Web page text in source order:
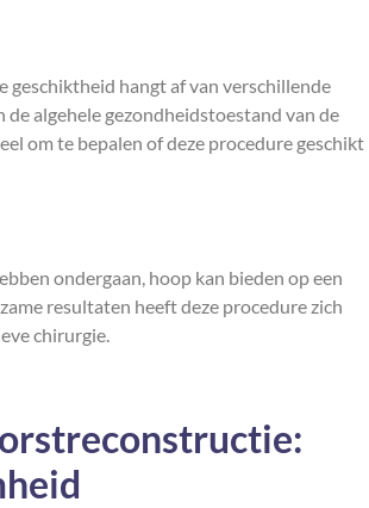
hangt af van verschillende
algehele gezondheidstoestand van de
om te bepalen of deze procedure geschikt
ondergaan, hoop kan bieden op een
resultaten heeft deze procedure zich
chirurgie.